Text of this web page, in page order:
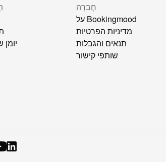
יומן
חֶברָה
על Bookingmood
מדיניות הפרטיות
תנאים והגבלות
שותפי קישור